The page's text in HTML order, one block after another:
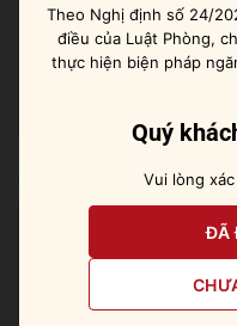
vị, khói và xì gà trên
cân bằng, êm ái,
với vị Aromas đặc
Sản phẩm tương tự
Theo Nghị định số 24/
điều của Luật Phòng,
thực hiện biện pháp
Quý
Vui lòng
ĐÃ